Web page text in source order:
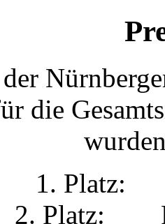
die
1. Platz:
2. Platz: